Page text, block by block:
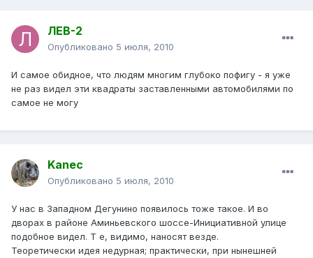
ЛЕВ-2
Опубликовано 5 июля, 2010
И самое обидное, что людям многим глубоко пофигу - я уже
не раз видел эти квадраты заставленными автомобилями по
самое не могу
Kanec
Опубликовано 5 июля, 2010
У нас в Западном Дегунино появилось тоже такое. И во
дворах в районе Аминьевского шоссе-Инициативной улице
подобное видел. Т е, видимо, наносят везде.
Теоретически идея недурная; практически, при нынешней